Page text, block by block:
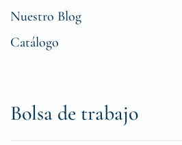
Nuestro Blog
Catálogo
Bolsa de trabajo